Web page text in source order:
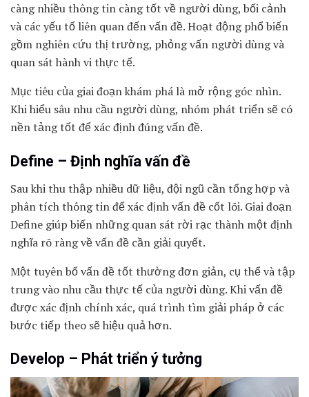
càng nhiều thông tin càng tốt về người dùng, bối cảnh
và các yếu tố liên quan đến vấn đề. Hoạt động phổ biến
gồm nghiên cứu thị trường, phỏng vấn người dùng và
quan sát hành vi thực tế.
Mục tiêu của giai đoạn khám phá là mở rộng góc nhìn.
Khi hiểu sâu nhu cầu người dùng, nhóm phát triển sẽ có
nền tảng tốt để xác định đúng vấn đề.
Define – Định nghĩa vấn đề
Sau khi thu thập nhiều dữ liệu, đội ngũ cần tổng hợp và
phân tích thông tin để xác định vấn đề cốt lõi. Giai đoạn
Define giúp biến những quan sát rời rạc thành một định
nghĩa rõ ràng về vấn đề cần giải quyết.
Một tuyên bố vấn đề tốt thường đơn giản, cụ thể và tập
trung vào nhu cầu thực tế của người dùng. Khi vấn đề
được xác định chính xác, quá trình tìm giải pháp ở các
bước tiếp theo sẽ hiệu quả hơn.
Develop – Phát triển ý tưởng